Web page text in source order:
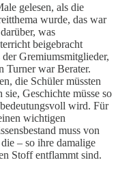
gelesen, als die
wurde, das war
was
beigebracht
Gremiumsmitglieder,
Turner war Berater.
die Schüler müssten
sie, Geschichte müsse so
wird. Für
wichtigen
muss von
– so ihre damalige
Stoff entflammt sind.